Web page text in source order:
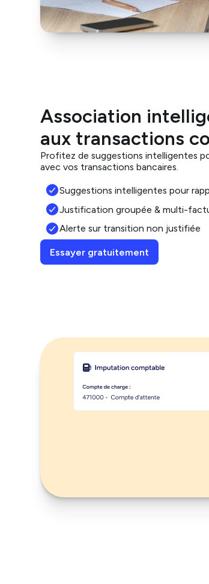
Association
aux transactions
Profitez de suggestions intelligentes
avec vos transactions bancaires.
Suggestions intelligentes pour
Justification groupée & multi-
Alerte sur transition non justifiée
Essayer gratuitement